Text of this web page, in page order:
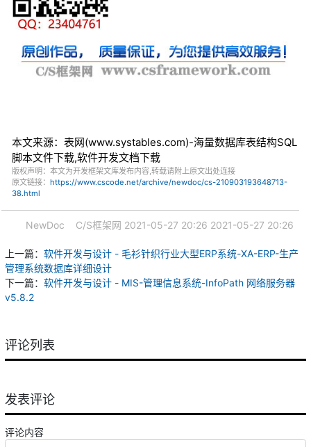
本文来源：表网(www.systables.com)-海量数据库表结构SQL
脚本文件下载,软件开发文档下载
版权声明：本文为开发框架文库发布内容,转载请附上原文出处连接
原文链接： https://www.cscode.net/archive/newdoc/cs-210903193648713-
38.html
NewDoc C/S框架网 2021-05-27 20:26 2021-05-27 20:26
上一篇： 软件开发与设计 - 毛衫针织行业大型ERP系统-XA-ERP-生产
管理系统数据库详细设计
下一篇： 软件开发与设计 - MIS-管理信息系统-InfoPath 网络服务器
v5.8.2
评论列表
发表评论
评论内容